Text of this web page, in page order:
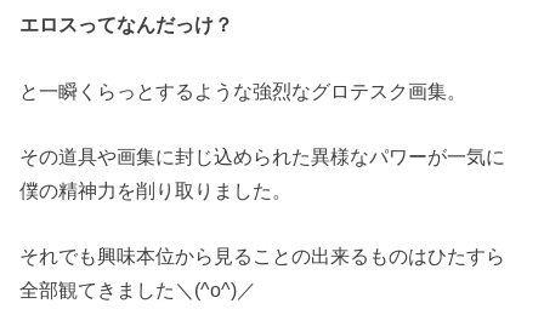
エロスってなんだっけ？
と一瞬くらっとするような強烈なグロテスク画集。
その道具や画集に封じ込められた異様なパワーが一気に
僕の精神力を削り取りました。
それでも興味本位から見ることの出来るものはひたすら
全部観てきました＼(^o^)／